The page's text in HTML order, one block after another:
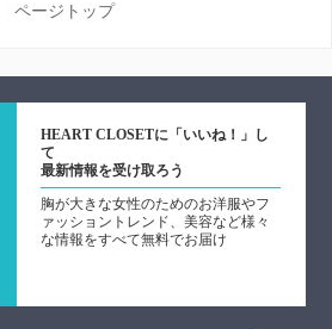
ページトップ
HEART CLOSETに「いいね！」し
て
最新情報を受け取ろう
胸が大きな女性のためのお洋服やフ
ァッショントレンド、美容など様々
な情報をすべて無料でお届け